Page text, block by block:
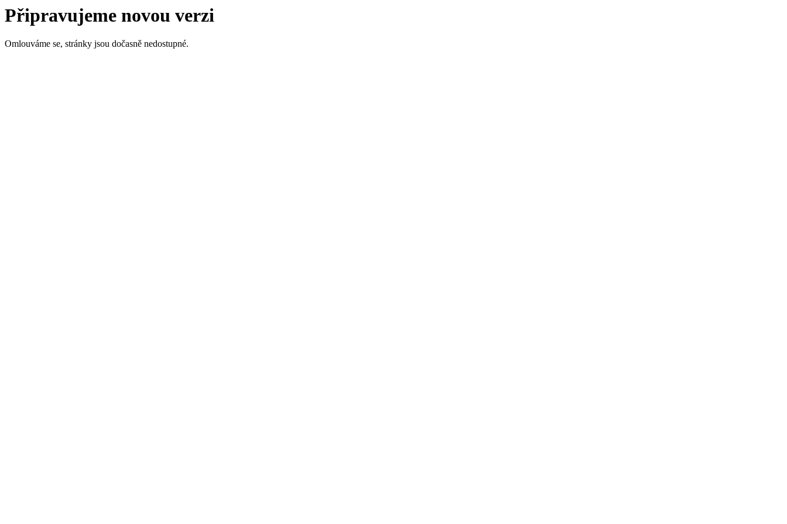
Připravujeme novou verzi
Omlouváme se, stránky jsou dočasně nedostupné.